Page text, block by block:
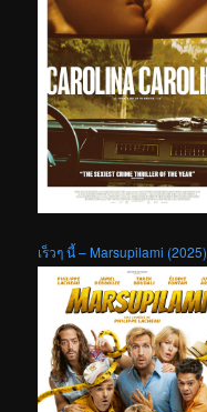
เร็วๆ นี้ – Marsupilami (2025)